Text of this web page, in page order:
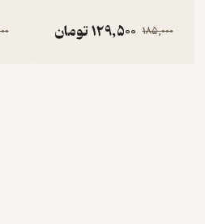
185,000
129,500تومان